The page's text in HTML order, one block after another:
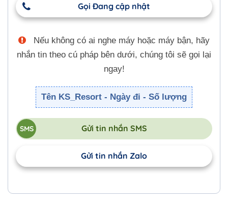
Gọi Đang cập nhật
Nếu không có ai nghe máy hoặc máy bận, hãy
nhắn tin theo cú pháp bên dưới, chúng tôi sẽ gọi lại
ngay!
Tên KS_Resort - Ngày đi - Số lượng
Gửi tin nhắn SMS
Gửi tin nhắn Zalo